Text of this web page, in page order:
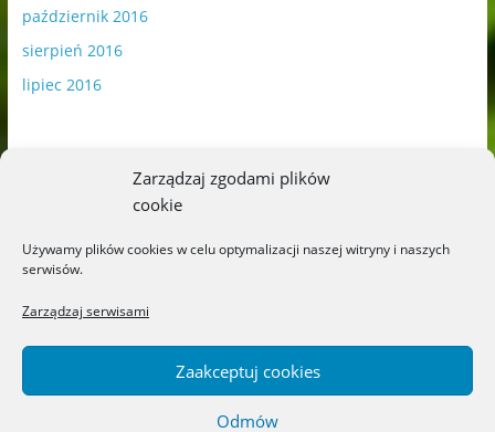
Zarządzaj zgodami plików
cookie
Używamy plików cookies w celu optymalizacji naszej witryny i naszych
serwisów.
Zarządzaj serwisami
Zaakceptuj cookies
Odmów
październik 2016
sierpień 2016
lipiec 2016